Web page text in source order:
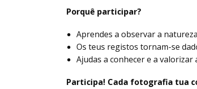
Porquê participar?
Aprendes a observar a
Os teus registos tornam-se
Ajudas a conhecer e a valorizar
Participa! Cada fotografia tua